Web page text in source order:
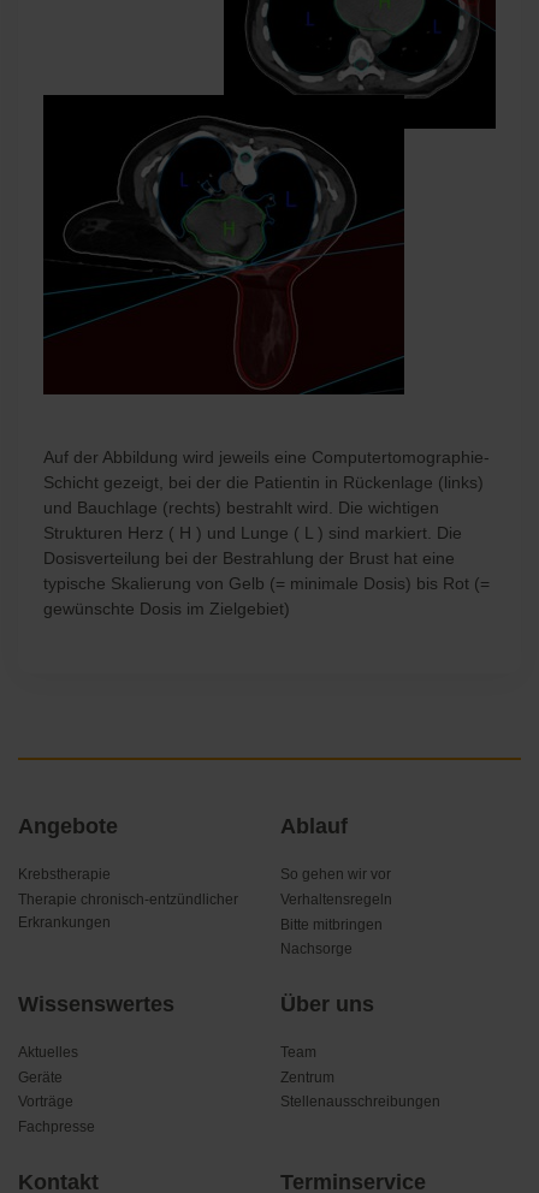
Auf der Abbildung wird jeweils eine Computertomographie-
Schicht gezeigt, bei der die Patientin in Rückenlage (links)
und Bauchlage (rechts) bestrahlt wird. Die wichtigen
Strukturen Herz ( H ) und Lunge ( L ) sind markiert. Die
Dosisverteilung bei der Bestrahlung der Brust hat eine
typische Skalierung von Gelb (= minimale Dosis) bis Rot (=
gewünschte Dosis im Zielgebiet)
überspringen
Angebote
Krebstherapie
Therapie chronisch-entzündlicher
Erkrankungen
Ablauf
So gehen wir vor
Verhaltensregeln
Bitte mitbringen
Nachsorge
Wissenswertes
Aktuelles
Geräte
Vorträge
Fachpresse
Über uns
Team
Zentrum
Stellenausschreibungen
Kontakt Terminservice